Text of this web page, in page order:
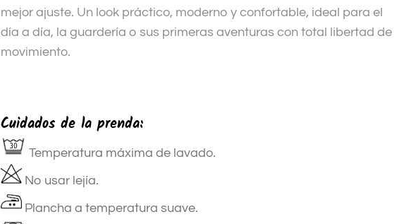
mejor ajuste. Un look práctico, moderno y confortable, ideal para el
día a día, la guardería o sus primeras aventuras con total libertad de
movimiento.
Cuidados de la prenda:
Temperatura máxima de lavado.
No usar lejía.
Plancha a temperatura suave.